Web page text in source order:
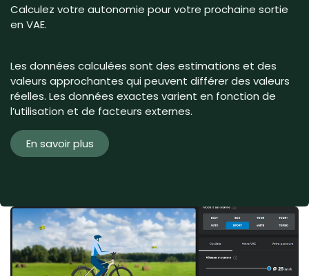
Calculez votre autonomie pour votre prochaine sortie
en VAE.
Les données calculées sont des estimations et des
valeurs approchantes qui peuvent différer des valeurs
réelles. Les données exactes varient en fonction de
l’utilisation et de facteurs externes.
En savoir plus